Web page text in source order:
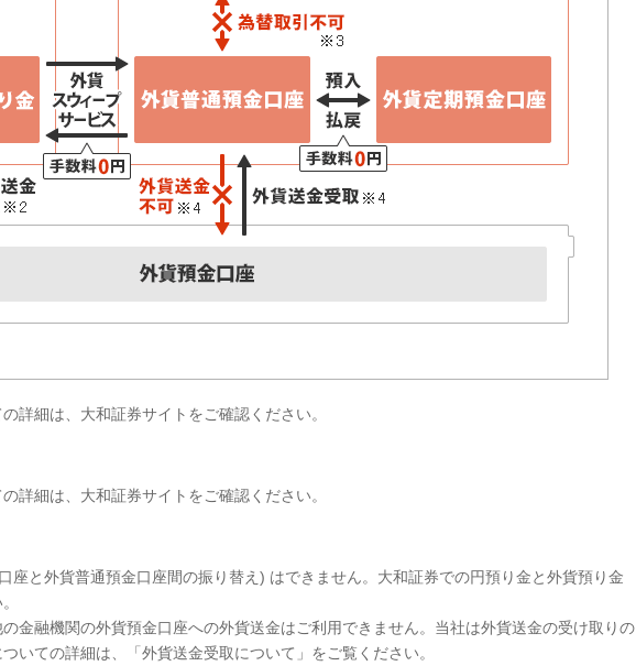
詳細は、大和証券サイトをご確認ください。
詳細は、大和証券サイトをご確認ください。
座と外貨普通預金口座間の振り替え) はできません。大和証券での円預り金と外貨預り金
金融機関の外貨預金口座への外貨送金はご利用できません。当社は外貨送金の受け取りの
いての詳細は、「外貨送金受取について」をご覧ください。